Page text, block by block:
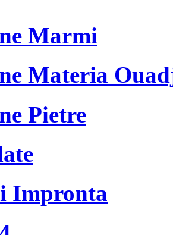
Marmi
Materia
Pietre
Impronta